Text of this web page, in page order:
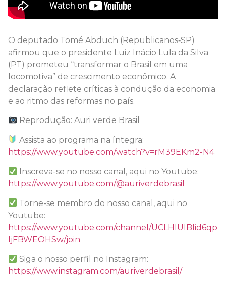
O deputado Tomé Abduch (Republicanos‑SP)
afirmou que o presidente Luiz Inácio Lula da Silva
(PT) prometeu “transformar o Brasil em uma
locomotiva” de crescimento econômico. A
declaração reflete críticas à condução da economia
e ao ritmo das reformas no país.
Reprodução: Auri verde Brasil
Assista ao programa na íntegra:
https://www.youtube.com/watch?v=rM39EKm2-N4
Inscreva-se no nosso canal, aqui no Youtube:
https://www.youtube.com/@auriverdebrasil
Torne-se membro do nosso canal, aqui no
Youtube:
https://www.youtube.com/channel/UCLHIUIBIid6qp
ljFBWEOHSw/join
Siga o nosso perfil no Instagram:
https://www.instagram.com/auriverdebrasil/